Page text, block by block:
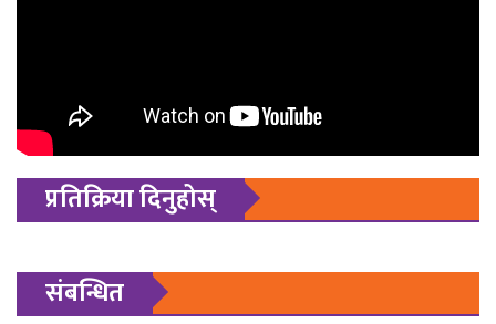
प्रतिक्रिया दिनुहोस्
संबन्धित